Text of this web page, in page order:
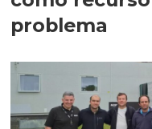
problema